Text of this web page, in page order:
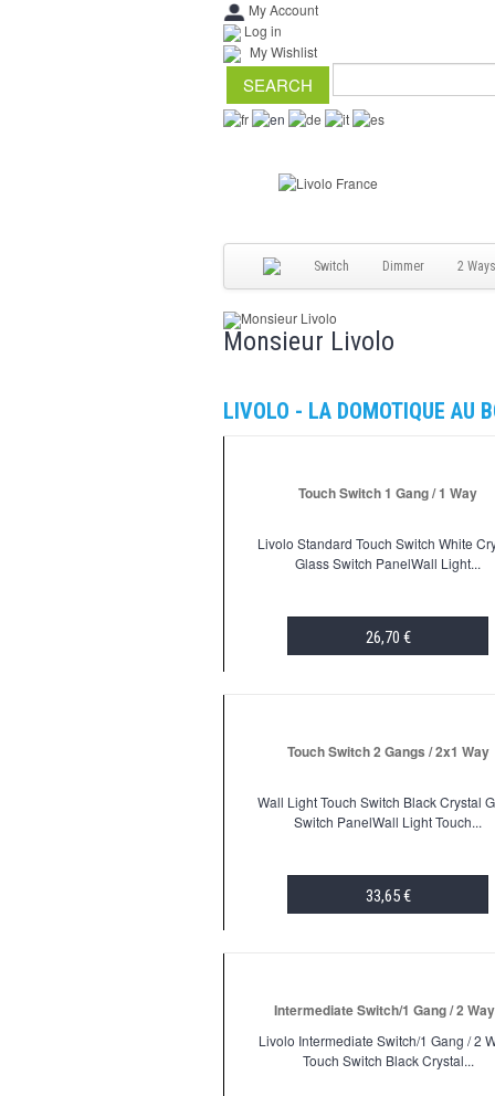
My Account
Log in
My Wishlist
Switch Dimmer 2 Ways
LIVOLO - LA DOMOTIQUE AU
Touch Switch 1 Gang / 1 Way
Livolo Standard Touch Switch White
Glass Switch PanelWall Light...
26,70 €
Touch Switch 2 Gangs / 2x1 Way
Wall Light Touch Switch Black Crystal
Switch PanelWall Light Touch...
33,65 €
Intermediate Switch/1 Gang / 2
Livolo Intermediate Switch/1 Gang / 2
Touch Switch Black Crystal...